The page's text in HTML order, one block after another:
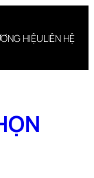
HIỆULIÊN HỆ